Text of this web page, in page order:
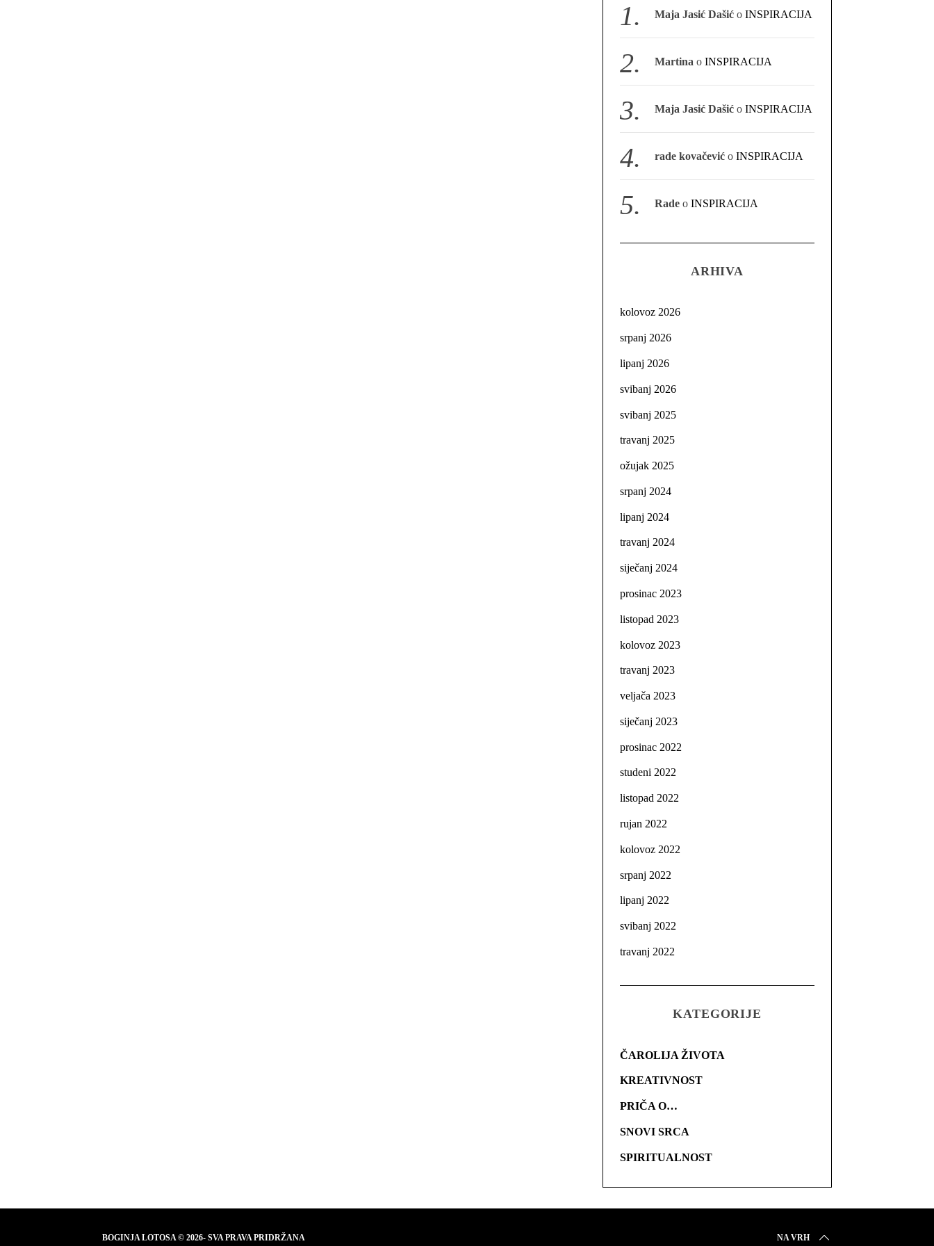
Maja Jasić Dašić oINSPIRACIJA
Martina oINSPIRACIJA
Maja Jasić Dašić oINSPIRACIJA
rade kovačević oINSPIRACIJA
Rade oINSPIRACIJA
ARHIVA
kolovoz 2026
srpanj 2026
lipanj 2026
svibanj 2026
svibanj 2025
travanj 2025
ožujak 2025
srpanj 2024
lipanj 2024
travanj 2024
siječanj 2024
prosinac 2023
listopad 2023
kolovoz 2023
travanj 2023
veljača 2023
siječanj 2023
prosinac 2022
studeni 2022
listopad 2022
rujan 2022
kolovoz 2022
srpanj 2022
lipanj 2022
svibanj 2022
travanj 2022
KATEGORIJE
ČAROLIJA ŽIVOTA
KREATIVNOST
PRIČA O…
SNOVI SRCA
SPIRITUALNOST
BOGINJA LOTOSA © 2026- SVA PRAVA PRIDRŽANA NA VRH